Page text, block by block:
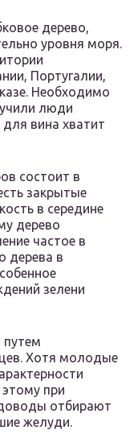
дерево,
уровня моря.
Португалии,
Необходимо
люди
вина хватит
состоит в
закрытые
в середине
дерево
частое в
дерева в
зелени
путем
Хотя молодые
при
отбирают
желуди.